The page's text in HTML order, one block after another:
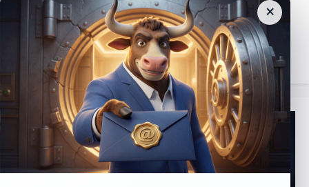
×
Nejčtenějšízprávy